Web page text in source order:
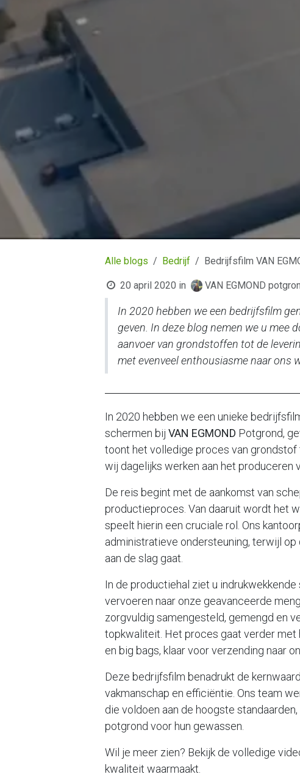
Alle blogs Bedrijf Bedrijfsfilm VAN
20 april 2020 in VAN EGMOND
In 2020 hebben we een bedrijfsfilm
geven. In deze blog nemen we u mee
aanvoer van grondstoffen tot de
met evenveel enthousiasme naar ons
In 2020 hebben we een unieke
schermen bij VAN EGMOND Potgrond,
toont het volledige proces van
wij dagelijks werken aan het produceren
De reis begint met de aankomst van
productieproces. Van daaruit wordt het
speelt hierin een cruciale rol. Ons
administratieve ondersteuning, terwijl
aan de slag gaat.
In de productiehal ziet u
vervoeren naar onze geavanceerde
zorgvuldig samengesteld, gemengd en
topkwaliteit. Het proces gaat verder met
en big bags, klaar voor verzending naar
Deze bedrijfsfilm benadrukt de
vakmanschap en efficiëntie. Ons team
die voldoen aan de hoogste
potgrond voor hun gewassen.
Wil je meer zien? Bekijk de volledige
kwaliteit waarmaakt.